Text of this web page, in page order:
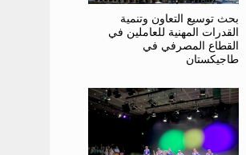
بحث توسيع التعاون وتنمية
القدرات المهنية للعاملين في
القطاع المصرفي في
طاجيكستان